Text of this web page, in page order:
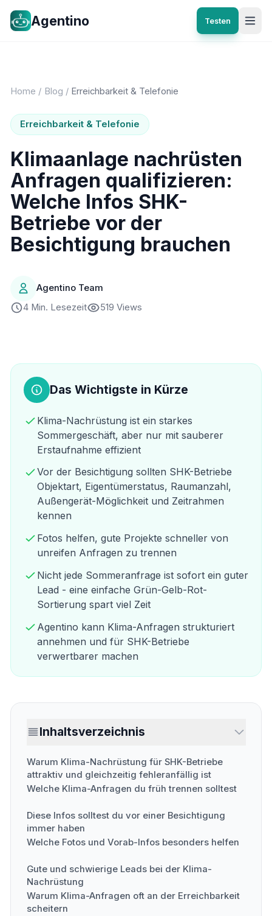
Agentino Testen
Home / Blog / Erreichbarkeit & Telefonie
Erreichbarkeit & Telefonie
Klimaanlage nachrüsten
Anfragen qualifizieren:
Welche Infos SHK-
Betriebe vor der
Besichtigung brauchen
Agentino Team
4 Min. Lesezeit
519 Views
Das Wichtigste in Kürze
Klima-Nachrüstung ist ein starkes
Sommergeschäft, aber nur mit sauberer
Erstaufnahme effizient
Vor der Besichtigung sollten SHK-Betriebe
Objektart, Eigentümerstatus, Raumanzahl,
Außengerät-Möglichkeit und Zeitrahmen
kennen
Fotos helfen, gute Projekte schneller von
unreifen Anfragen zu trennen
Nicht jede Sommeranfrage ist sofort ein guter
Lead - eine einfache Grün-Gelb-Rot-
Sortierung spart viel Zeit
Agentino kann Klima-Anfragen strukturiert
annehmen und für SHK-Betriebe
verwertbarer machen
Inhaltsverzeichnis
Warum Klima-Nachrüstung für SHK-Betriebe
attraktiv und gleichzeitig fehleranfällig ist
Welche Klima-Anfragen du früh trennen solltest
Diese Infos solltest du vor einer Besichtigung
immer haben
Welche Fotos und Vorab-Infos besonders helfen
Gute und schwierige Leads bei der Klima-
Nachrüstung
Warum Klima-Anfragen oft an der Erreichbarkeit
scheitern